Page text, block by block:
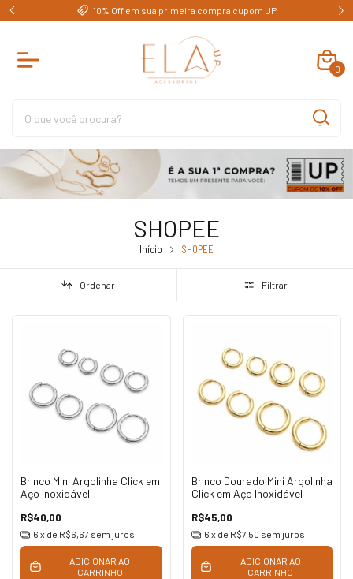
10% Off em sua primeira compra cupom UP
0
SHOPEE
Início SHOPEE
Ordenar Filtrar
Brinco Mini Argolinha Click em
Aço Inoxidável
R$40,00
6 x de R$6,67 sem juros
ADICIONAR AO
CARRINHO
Brinco Dourado Mini Argolinha
Click em Aço Inoxidável
R$45,00
6 x de R$7,50 sem juros
ADICIONAR AO
CARRINHO